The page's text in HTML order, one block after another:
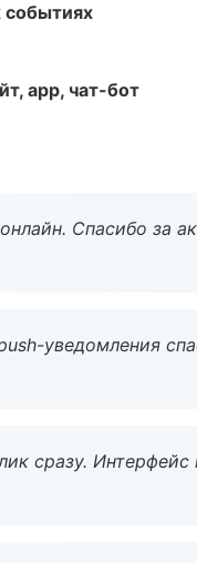
app, чат-бот
Спасибо за
уведомления
сразу. Интерфейс